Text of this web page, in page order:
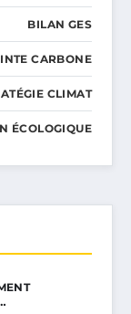
BILAN GES
CARBONE
CLIMAT
ÉCOLOGIQUE